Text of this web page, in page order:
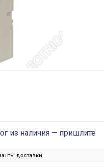
из наличия — пришлите